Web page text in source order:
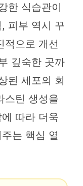
한 식습관이
피부 역시 꾸
적으로 개선
깊숙한 곳까
된 세포의 회
스틴 생성을
따라 더욱
는 핵심 열